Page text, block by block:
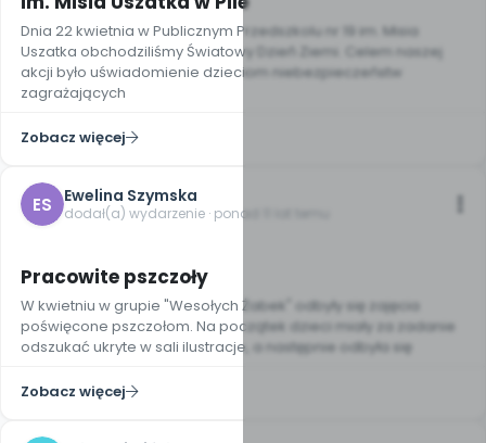
Dnia 22 kwietnia w Publicznym Przedszkolu nr 19 im. Misia
Uszatka obchodziliśmy Światowy Dzień Ziemi. Celem naszej
akcji było uświadomienie dzieciom niebezpieczeństw
zagrażających
Zobacz więcej
ES Ewelina Szymska
dodał(a) wydarzenie · ponad 11 lat temu
Pracowite pszczoły
W kwietniu w grupie "Wesołych Żabek" odbyły się zajęcia
poświęcone pszczołom. Na początek dzieci miały za zadanie
odszukać ukryte w sali ilustracje, a następnie odbyła się
Zobacz więcej